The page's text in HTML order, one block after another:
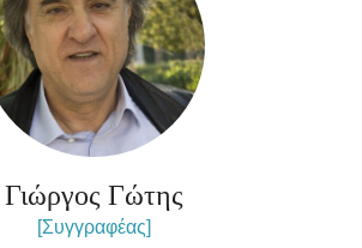
Γιώργος Γώτης
[Συγγραφέας]